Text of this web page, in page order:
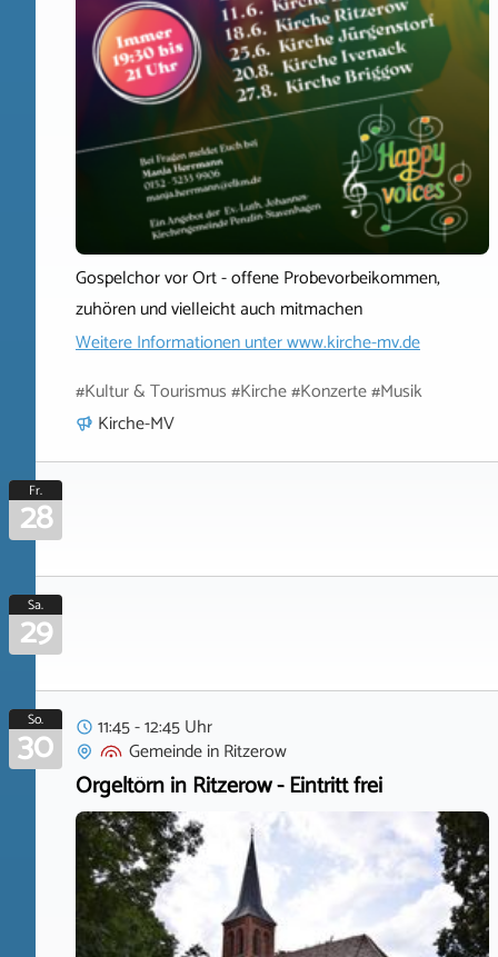
Gospelchor vor Ort - offene Probevorbeikommen,
zuhören und vielleicht auch mitmachen
Weitere Informationen unterwww.kirche-mv.de
#Kultur & Tourismus #Kirche #Konzerte #Musik
Kirche-MV
Fr.
28
Sa.
29
So.
30
11:45 - 12:45 Uhr
GemeindeinRitzerow
Orgeltörn in Ritzerow - Eintritt frei